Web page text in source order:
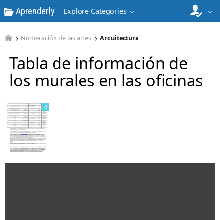
Aprenderly Explore Categories
Numeración de las artes Arquitectura
Tabla de información de
los murales en las oficinas
3
4